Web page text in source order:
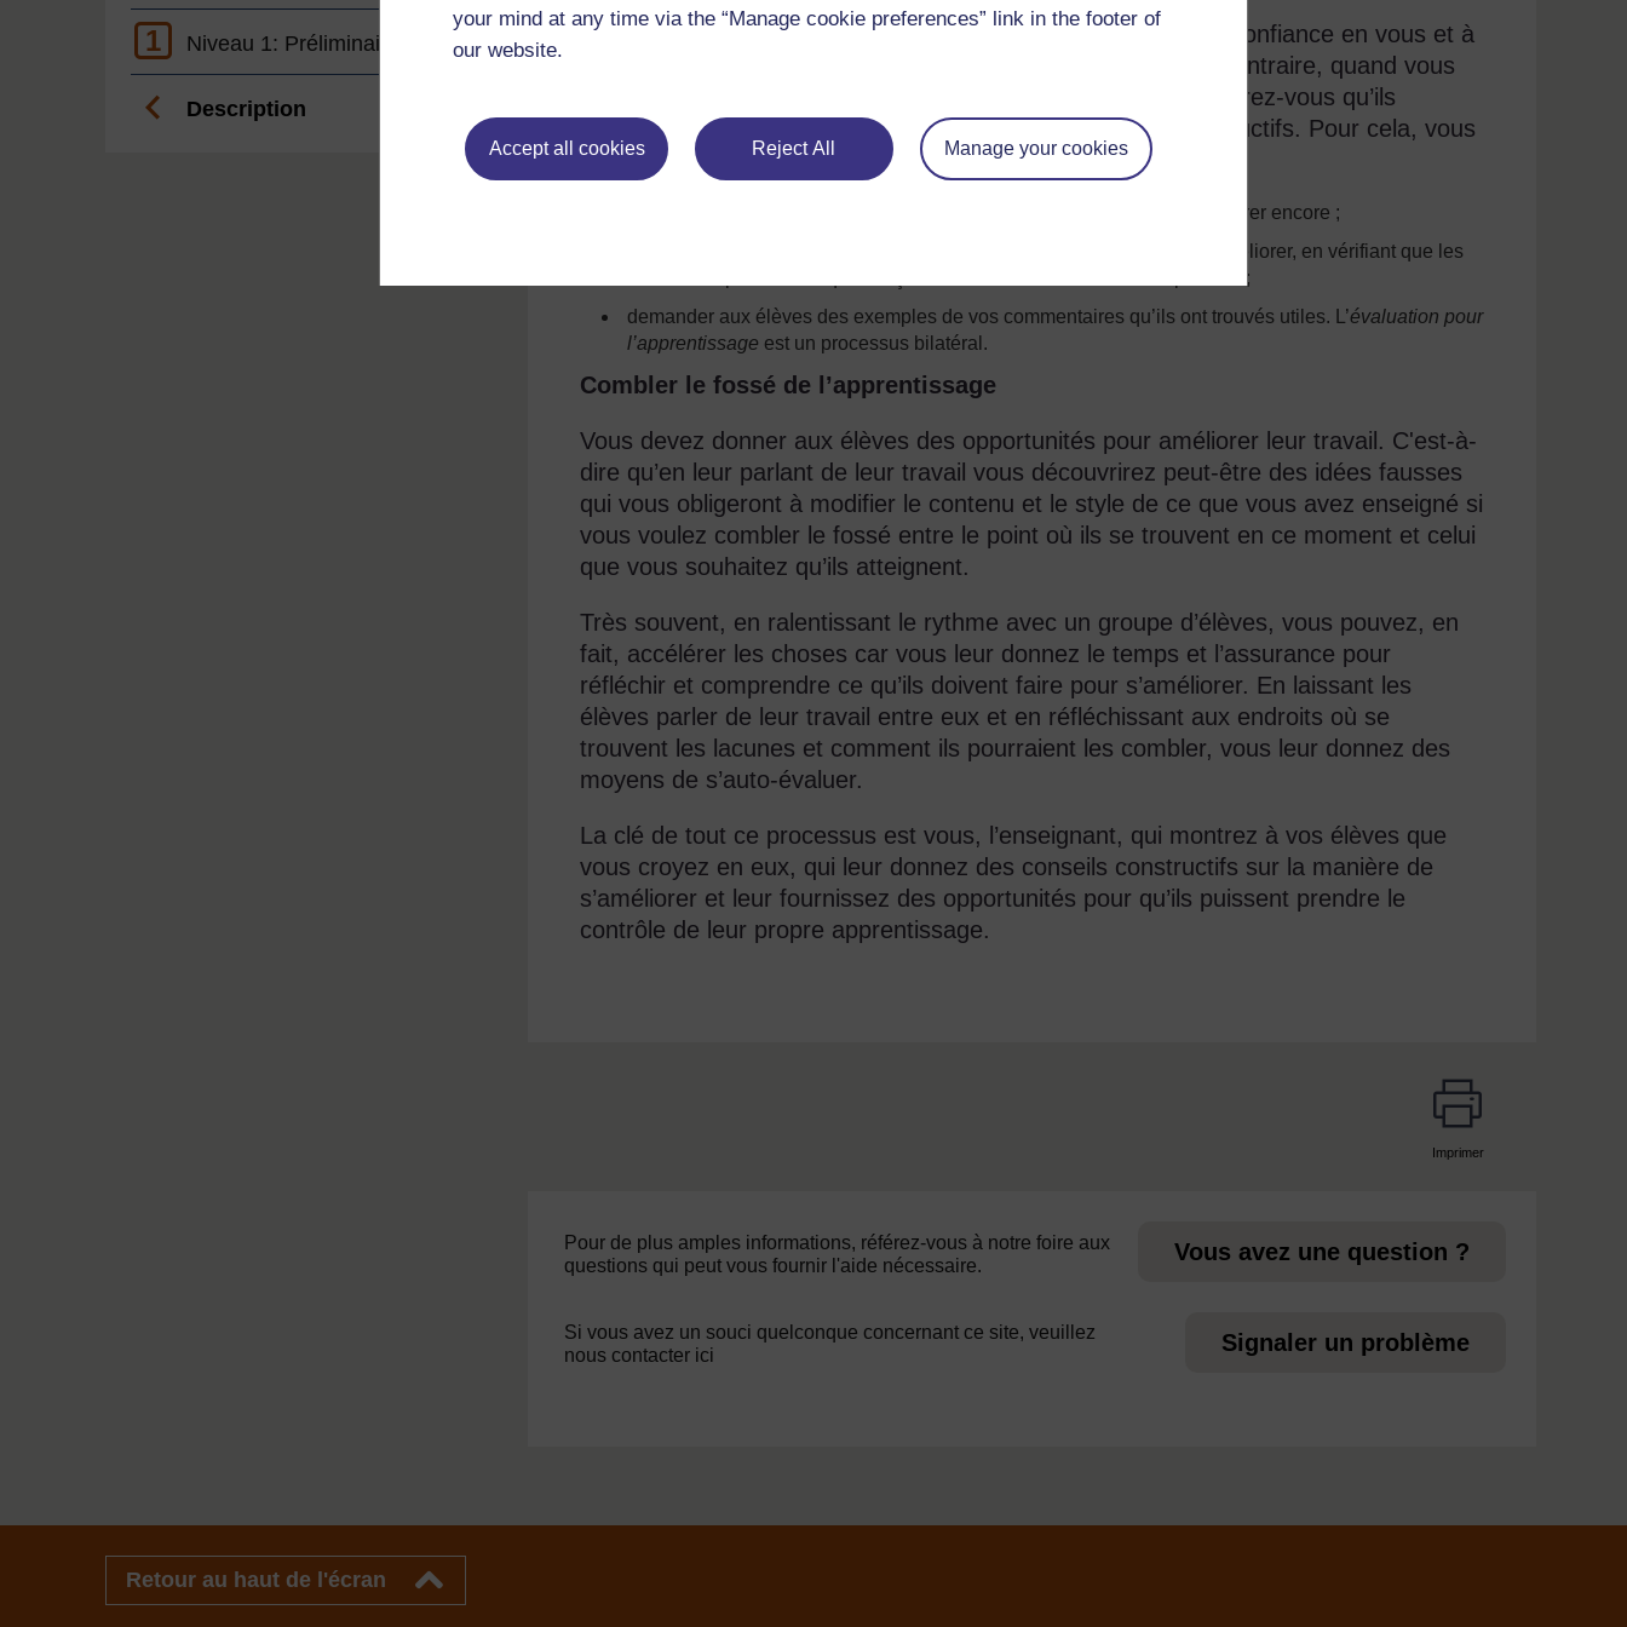
your mind at any time via the “Manage cookie preferences” link in the footer of
our website.
Accept all cookies Reject All Manage your cookies
1 Niveau 1: Préliminaire
Description
Remémorez-vous les enseignants qui ont nui à votre propre confiance en vous et à
votre enthousiasme, et n’imitez pas leur comportement. Au contraire, quand vous
parlez aux élèves de ce qu’ils apprennent effectivement, assurez-vous qu’ils
trouvent vos commentaires évaluatifs à la fois utiles et constructifs. Pour cela, vous
devez :
identifier les points forts des élèves et leur suggérer comment les améliorer encore ;
être clair quant aux points faibles et être positif sur la manière de les améliorer, en vérifiant que les
élèves comprennent et qu’ils reçoivent vos conseils de manière positive ;
demander aux élèves des exemples de vos commentaires qu’ils ont trouvés utiles. L’évaluation pour
l’apprentissage est un processus bilatéral.
Combler le fossé de l’apprentissage
Vous devez donner aux élèves des opportunités pour améliorer leur travail. C'est-à-
dire qu’en leur parlant de leur travail vous découvrirez peut-être des idées fausses
qui vous obligeront à modifier le contenu et le style de ce que vous avez enseigné si
vous voulez combler le fossé entre le point où ils se trouvent en ce moment et celui
que vous souhaitez qu’ils atteignent.
Très souvent, en ralentissant le rythme avec un groupe d’élèves, vous pouvez, en
fait, accélérer les choses car vous leur donnez le temps et l’assurance pour
réfléchir et comprendre ce qu’ils doivent faire pour s’améliorer. En laissant les
élèves parler de leur travail entre eux et en réfléchissant aux endroits où se
trouvent les lacunes et comment ils pourraient les combler, vous leur donnez des
moyens de s’auto-évaluer.
La clé de tout ce processus est vous, l’enseignant, qui montrez à vos élèves que
vous croyez en eux, qui leur donnez des conseils constructifs sur la manière de
s’améliorer et leur fournissez des opportunités pour qu’ils puissent prendre le
contrôle de leur propre apprentissage.
Imprimer
Pour de plus amples informations, référez-vous à notre foire aux
questions qui peut vous fournir l'aide nécessaire.
Vous avez une question ?
Si vous avez un souci quelconque concernant ce site, veuillez
nous contacter ici
Signaler un problème
Retour au haut de l'écran